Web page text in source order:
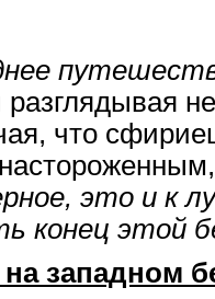
разглядывая
что
это и к
конец этой
западном